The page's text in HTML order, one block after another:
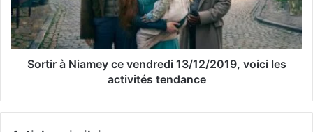
Sortir à Niamey ce vendredi 13/12/2019, voici les
activités tendance